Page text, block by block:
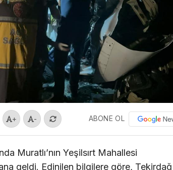
+ - ABONE OL
Muratlı’nın Yeşilsırt Mahallesi
geldi. Edinilen bilgilere göre, Tekirdağ